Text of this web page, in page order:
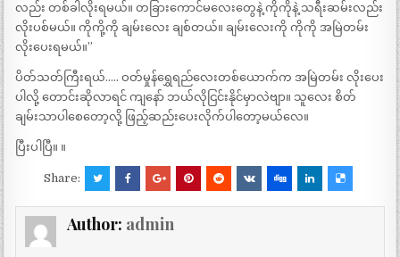
လည်း တစ်ခါလိုးရမယ်။ တခြားကောင်မလေးတွေနဲ့ ကိုကိုနဲ့ သရီးဆမ်းလည်း
လိုးပစ်မယ်။ ကိုကို့ကို ချမ်းလေး ချစ်တယ်။ ချမ်းလေးကို ကိုကို အမြဲတမ်း
လိုးပေးရမယ်။”
ပိတ်သတ်ကြီးရယ်….. ဝတ်မှုန်ရွှေရည်လေးတစ်ယောက်က အမြဲတမ်း လိုးပေး
ပါလို့ တောင်းဆိုလာရင် ကျနော် ဘယ်လိုငြင်းနိုင်မှာလဲဗျာ။ သူလေး စိတ်
ချမ်းသာပါစေတော့လို့ ဖြည့်ဆည်းပေးလိုက်ပါတော့မယ်လေ။
ပြီးပါပြီ။ ။
Share:
Author: admin